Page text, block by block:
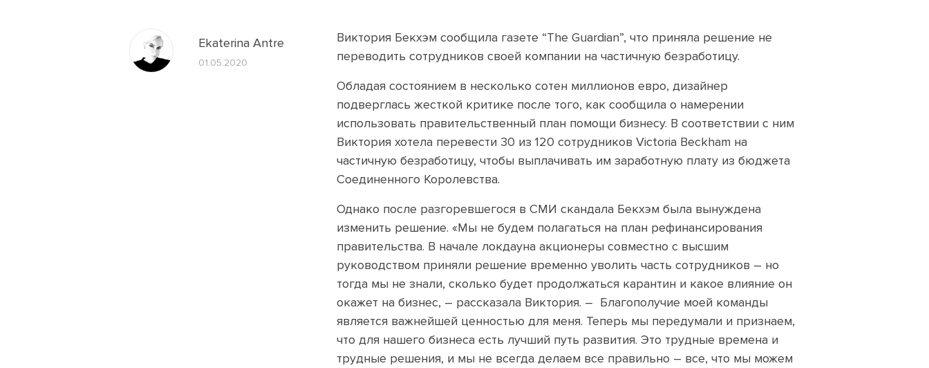
Ekaterina Antre
01.05.2020
Виктория Бекхэм сообщила газете “The Guardian”, что приняла решение не
переводить сотрудников своей компании на частичную безработицу.
Обладая состоянием в несколько сотен миллионов евро, дизайнер
подверглась жесткой критике после того, как сообщила о намерении
использовать правительственный план помощи бизнесу. В соответствии с ним
Виктория хотела перевести 30 из 120 сотрудников Victoria Beckham на
частичную безработицу, чтобы выплачивать им заработную плату из бюджета
Соединенного Королевства.
Однако после разгоревшегося в СМИ скандала Бекхэм была вынуждена
изменить решение. «Мы не будем полагаться на план рефинансирования
правительства. В начале локдауна акционеры совместно с высшим
руководством приняли решение временно уволить часть сотрудников – но
тогда мы не знали, сколько будет продолжаться карантин и какое влияние он
окажет на бизнес, – рассказала Виктория. – Благополучие моей команды
является важнейшей ценностью для меня. Теперь мы передумали и признаем,
что для нашего бизнеса есть лучший путь развития. Это трудные времена и
трудные решения, и мы не всегда делаем все правильно – все, что мы можем